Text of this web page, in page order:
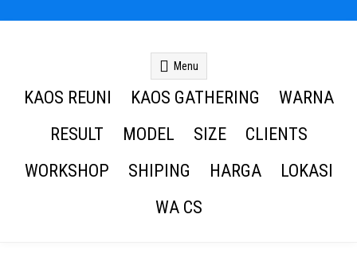
Menu
KAOS REUNI KAOS GATHERING
WARNA
RESULT
MODEL SIZE
CLIENTS
WORKSHOP
SHIPING HARGA
LOKASI
WA CS